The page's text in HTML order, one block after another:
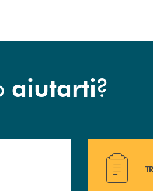
aiutarti?
Contattaci ! Hai